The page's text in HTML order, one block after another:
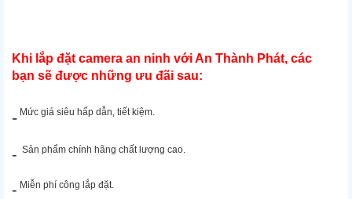
Khi lắp đặt camera an ninh với An Thành Phát, các
bạn sẽ được những ưu đãi sau:
- Mức giá siêu hấp dẫn, tiết kiệm.
- Sản phẩm chính hãng chất lượng cao.
- Miễn phí công lắp đặt.